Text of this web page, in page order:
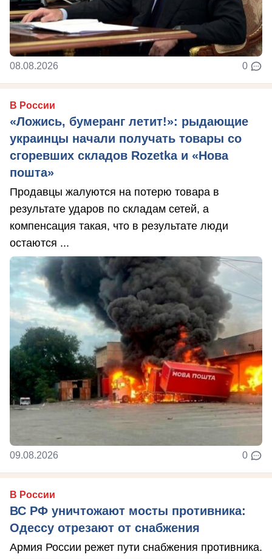
08.08.2026 0
В России
«Ложись, бумеранг летит!»: рыдающие
украинцы начали получать товары со
сгоревших складов Rozetka и «Нова
пошта»
Продавцы жалуются на потерю товара в
результате ударов по складам сетей, а
компенсация такая, что в результате люди
остаются ...
09.08.2026 0
В России
ВС РФ уничтожают мосты противника:
Одессу отрезают от снабжения
Армия России режет пути снабжения противника.